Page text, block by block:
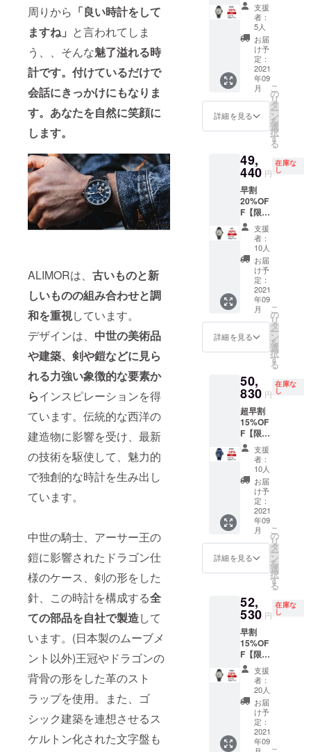
周りから 「良い時計をして
ますね」 と言われてしま
う、、そんな魅了溢れる時
計です。付けているだけで
会話にきっかけにもなりま
す。あなたを自然に笑顔に
します。
ALIMORは、 古いものと新
しいものの組み合わせと調
和を重視しています。
デザインは、 中世の美術品
や建築、剣や鎧などに見ら
れる力強い象徴的な要素か
らインスピレーションを得
ています。伝統的な西洋の
建造物に影響を受け、最新
の技術を駆使して、魅力的
で独創的な時計を生み出し
ています。
中世の騎士、アーサー王の
鎧に影響されたドラゴン仕
様のケース、剣の形をした
針、この時計を構成する全
ての部品を自社で製造して
います。(日本製のムーブメ
ント以外)王冠やドラゴンの
背骨の形をした革のスト
ラップを使用。また、ゴ
シック建築を連想させるス
ケルトン化された文字盤も
計（ラ
バース
トラッ
プ）×1
定価
61,800
→46,35
0円(税
込) 送料
込みの
価格で
種類を
お選び
頂けま
す。
バック
ルは
ケース
に合わ
せてお
届けし
ます。
支援
者：
5人
お届
け予
定：
2021
年09
月
詳細を見る
こ
の
リ
タ
ー
ン
を
選
択
す
る
49,
440 円
在庫な
し
早割
20%OF
F【限定
10名】
時計
（ラ
バース
トラッ
プ）×1
定価
61,800
→49,44
0円(税
込) 送料
込みの
す。 ▼
種類を
お選び
頂けま
す。
バック
ルは
ケース
に合わ
せてお
届けし
ます。
支援
者：
10人
お届
け予
定：
2021
年09
月
詳細を見る
こ
の
リ
タ
ー
ン
を
選
択
す
る
50,
830 円
在庫な
し
超早割
15%OF
F【限定
10名】
時計
（レ
ザース
トラッ
プ）×1
定価
59,800
→50,83
0円(税
込) 送料
込みの
す。 ▼
種類を
お選び
頂けま
す。
支援
者：
10人
お届
け予
定：
2021
年09
月
詳細を見る
こ
の
リ
タ
ー
ン
を
選
択
す
る
52,
530 円
在庫な
し
早割
15%OF
F【限定
20名】
時計
（ラ
バース
トラッ
プ）×1
定価
61,800
支援
者：
20人
お届
け予
定：
2021
年09